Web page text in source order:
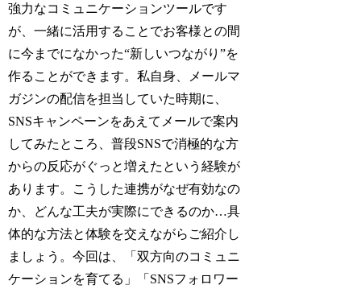
強力なコミュニケーションツールです
が、一緒に活用することでお客様との間
に今までになかった“新しいつながり”を
作ることができます。私自身、メールマ
ガジンの配信を担当していた時期に、
SNSキャンペーンをあえてメールで案内
してみたところ、普段SNSで消極的な方
からの反応がぐっと増えたという経験が
あります。こうした連携がなぜ有効なの
か、どんな工夫が実際にできるのか…具
体的な方法と体験を交えながらご紹介し
ましょう。今回は、「双方向のコミュニ
ケーションを育てる」「SNSフォロワー